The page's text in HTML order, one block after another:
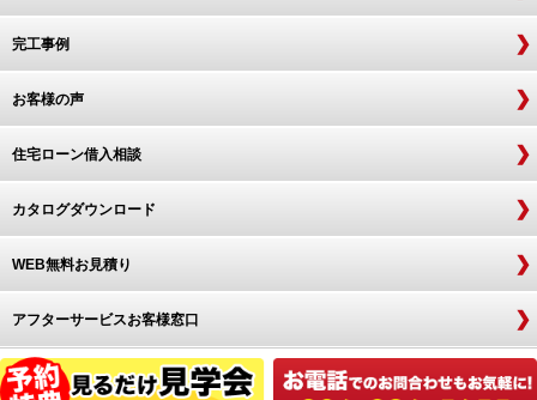
完工事例
お客様の声
住宅ローン借入相談
カタログダウンロード
WEB無料お見積り
アフターサービスお客様窓口